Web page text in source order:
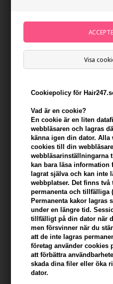
Visa
Cookiepolicy för
Vad är en cookie?
En cookie är en liten
webbläsaren och lagras
känna igen din dator. Alla
cookies till din
webbläsarinställningarna
kan bara läsa information
lagrat själva och kan inte
webbplatser. Det finns två
permanenta och tillfälliga
Permanenta kakor lagras
under en längre tid.
tillfälligt på din dator när
men försvinner när du
att de inte lagras
företag använder cookies
att förbättra
skada dina filer eller öka
dator.
Toppik Hair Building
Varumärken»Toppik
257,00SEK
Enhetspris ved 2 stk. 243,00